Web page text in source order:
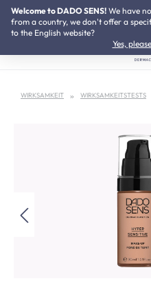
Zum Hauptinhalt springen
Welcome to DADO SENS! We have
from a country, we don't offer a
to the English website?
Yes,
NEU:
WIRKSAMKEIT WIRKSAMKEITSTESTS